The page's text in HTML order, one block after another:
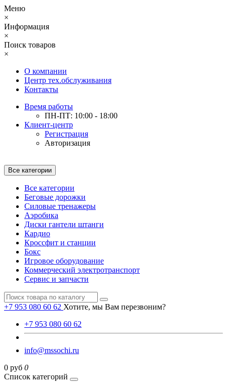
Меню
×
Информация
×
Поиск товаров
×
О компании
Центр тех.обслуживания
Контакты
Время работы
ПН-ПТ: 10:00 - 18:00
Клиент-центр
Регистрация
Авторизация
Все категории
Все категории
Беговые дорожки
Силовые тренажеры
Аэробика
Диски гантели штанги
Кардио
Кроссфит и станции
Бокс
Игровое оборудование
Коммерческий электротранспорт
Сервис и запчасти
+7 953 080 60 62 Хотите, мы Вам перезвоним?
+7 953 080 60 62
info@mssochi.ru
0 руб 0
Список категорий